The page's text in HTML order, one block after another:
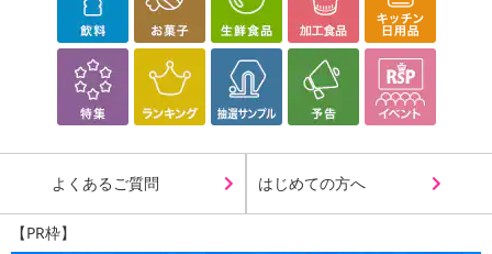
よくあるご質問 はじめての方へ
【PR枠】